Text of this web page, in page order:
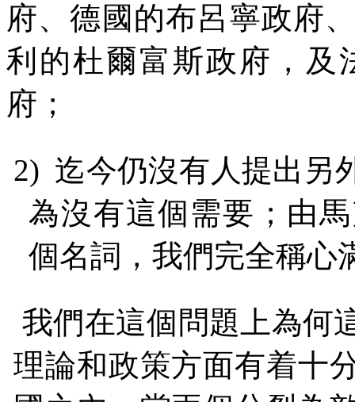
府、德國的布呂寧政府
利的杜爾富斯政府，及
府；
2) 迄今仍沒有人提出另
為沒有這個需要；由
個名詞，我們完全稱心
我們在這個問題上為何
理論和政策方面有着十